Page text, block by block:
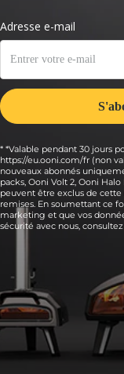
* *Valable pendant 30 jours
https://eu.ooni.com/fr (non
nouveaux abonnés
packs, Ooni Volt 2, Ooni
peuvent être exclus de
remises. En soumettant ce
marketing et que vos
sécurité avec nous,